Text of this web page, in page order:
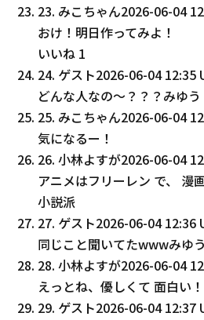
23. みこちゃん2026-06-04
おけ！明日作ってみよ！
いいね 1
24. ゲスト2026-06-04 12:35
どんな人なの〜？？？みゆう
25. みこちゃん2026-06-04
気になるー！
26. 小林よすが2026-06-04
アニメはフリーレン で、 漫
小説派
27. ゲスト2026-06-04 12:36
同じこと聞いてたwwwみゆう
28. 小林よすが2026-06-04
えっとね、優しくて 面白い！
29. ゲスト2026-06-04 12:37